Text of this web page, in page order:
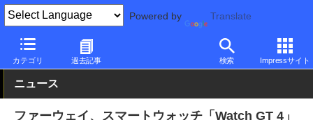
Powered by Translate
カテゴリ 過去記事 検索 Impressサイト
PC Watch 半導体/周辺機器 スマートウォッチ Huawei
ニュース
ファーウェイ、スマートウォッチ「Watch GT 4」